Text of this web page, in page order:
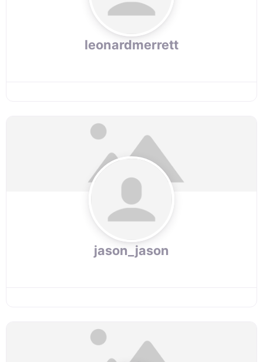
leonardmerrett
jason_jason